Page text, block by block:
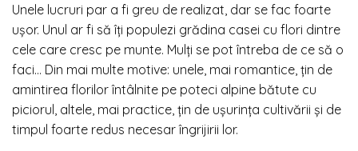
Unele lucruri par a fi greu de realizat, dar se fac foarte
uşor. Unul ar fi să îţi populezi grădina casei cu flori dintre
cele care cresc pe munte. Mulţi se pot întreba de ce să o
faci… Din mai multe motive: unele, mai romantice, ţin de
amintirea florilor întâlnite pe poteci alpine bătute cu
piciorul, altele, mai practice, ţin de uşurinţa cultivării şi de
timpul foarte redus necesar îngrijirii lor.